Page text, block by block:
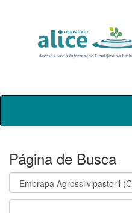
Skip
Página de Busca